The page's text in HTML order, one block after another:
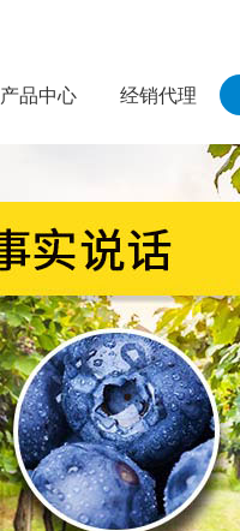
产品中心 经销代理